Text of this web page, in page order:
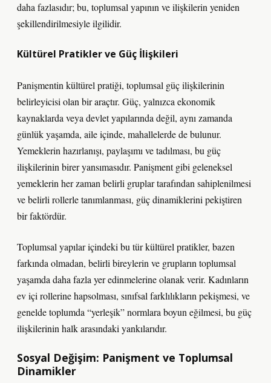
daha fazlasıdır; bu, toplumsal yapının ve ilişkilerin yeniden
şekillendirilmesiyle ilgilidir.
Kültürel Pratikler ve Güç İlişkileri
Panişmentin kültürel pratiği, toplumsal güç ilişkilerinin
belirleyicisi olan bir araçtır. Güç, yalnızca ekonomik
kaynaklarda veya devlet yapılarında değil, aynı zamanda
günlük yaşamda, aile içinde, mahallelerde de bulunur.
Yemeklerin hazırlanışı, paylaşımı ve tadılması, bu güç
ilişkilerinin birer yansımasıdır. Panişment gibi geleneksel
yemeklerin her zaman belirli gruplar tarafından sahiplenilmesi
ve belirli rollerle tanımlanması, güç dinamiklerini pekiştiren
bir faktördür.
Toplumsal yapılar içindeki bu tür kültürel pratikler, bazen
farkında olmadan, belirli bireylerin ve grupların toplumsal
yaşamda daha fazla yer edinmelerine olanak verir. Kadınların
ev içi rollerine hapsolması, sınıfsal farklılıkların pekişmesi, ve
genelde toplumda “yerleşik” normlara boyun eğilmesi, bu güç
ilişkilerinin halk arasındaki yankılarıdır.
Sosyal Değişim: Panişment ve Toplumsal
Dinamikler